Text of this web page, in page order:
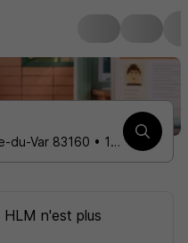
Gardien d'immeuble • La Valette-du-Var 83160 • 1 contrat
HLM n'est plus